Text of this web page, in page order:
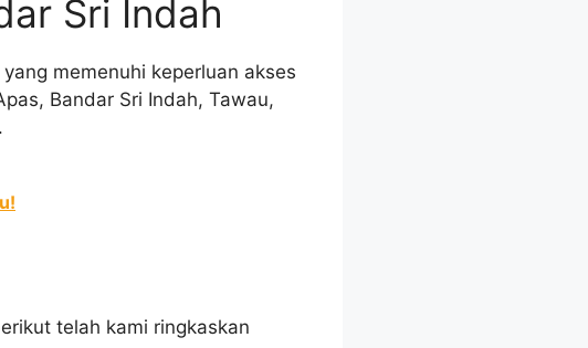
Sri Indah
memenuhi keperluan akses
Bandar Sri Indah, Tawau,
telah kami ringkaskan